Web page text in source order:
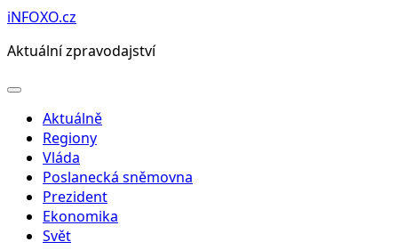
Přeskočit
obsah
iNFOXO.cz
Aktuální zpravodajství
Otevřít
Aktuálně
Regiony
Vláda
Poslanecká sněmovna
Prezident
Ekonomika
Svět